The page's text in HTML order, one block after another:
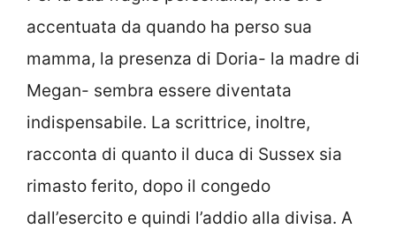
accentuata da quando ha perso sua
mamma, la presenza di Doria- la madre di
Megan- sembra essere diventata
indispensabile. La scrittrice, inoltre,
racconta di quanto il duca di Sussex sia
rimasto ferito, dopo il congedo
dall’esercito e quindi l’addio alla divisa. A